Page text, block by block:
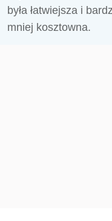
była łatwiejsza i
mniej kosztowna.